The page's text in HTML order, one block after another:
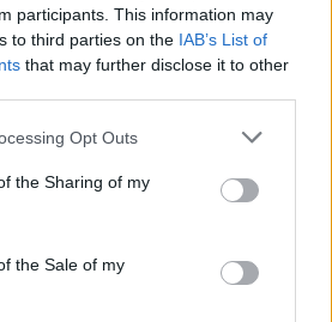
participants. This information may
to third parties on the IAB’s List of
that may further disclose it to other
Opt Outs
the Sharing of my
the Sale of my